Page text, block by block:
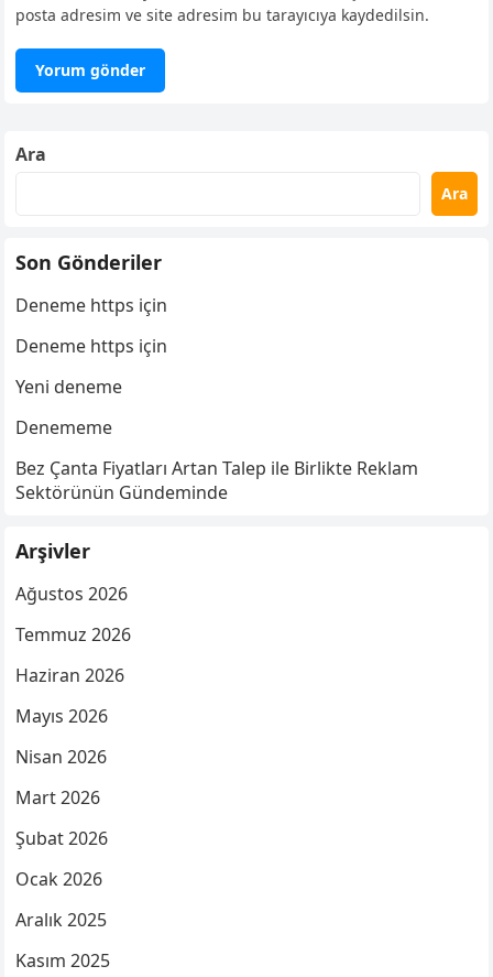
posta adresim ve site adresim bu tarayıcıya kaydedilsin.
Ara
Ara
Son Gönderiler
Deneme https için
Deneme https için
Yeni deneme
Denememe
Bez Çanta Fiyatları Artan Talep ile Birlikte Reklam
Sektörünün Gündeminde
Arşivler
Ağustos 2026
Temmuz 2026
Haziran 2026
Mayıs 2026
Nisan 2026
Mart 2026
Şubat 2026
Ocak 2026
Aralık 2025
Kasım 2025